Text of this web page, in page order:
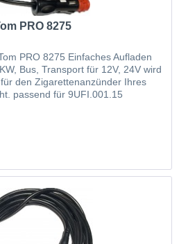
PRO 8275
PRO 8275 Einfaches Aufladen
Bus, Transport für 12V, 24V wird
den Zigarettenanzünder Ihres
passend für 9UFI.001.15